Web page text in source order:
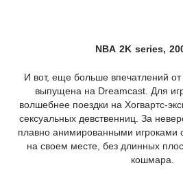
NBA 2K series,
И вот, еще больше впечатлений
выпущена на Dreamcast. Для
волшебнее поездки на Хогвартс-
сексуальных девственниц. За
плавно анимированными игроками
на своем месте, без длинных
кошмара.